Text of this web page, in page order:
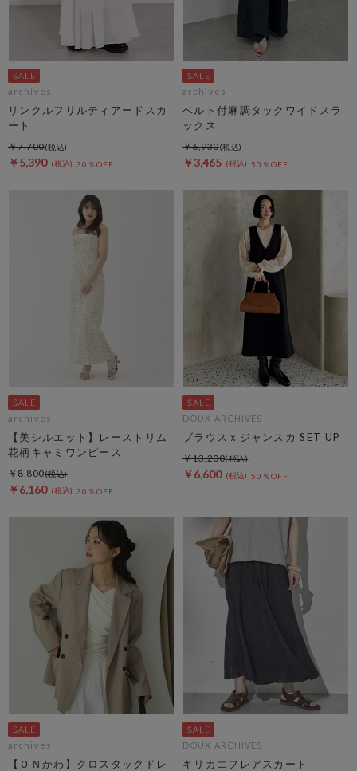
archives
リンクルフリルティアードスカ
ート
￥5,390 30％OFF
￥7,700
archives
ベルト付麻調タックワイドスラ
ックス
￥3,465 50％OFF
￥6,930
archives
【美シルエット】レーストリム
花柄キャミワンピース
￥6,160 30％OFF
￥8,800
DOUX ARCHIVES
ブラウスｘジャンスカ SET UP
￥6,600 50％OFF
￥13,200
archives
【ＯＮかわ】クロスタックドレ
DOUX ARCHIVES
キリカエフレアスカート